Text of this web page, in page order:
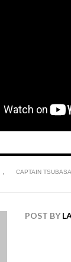
CAPTAIN TSUBASA
POST BY